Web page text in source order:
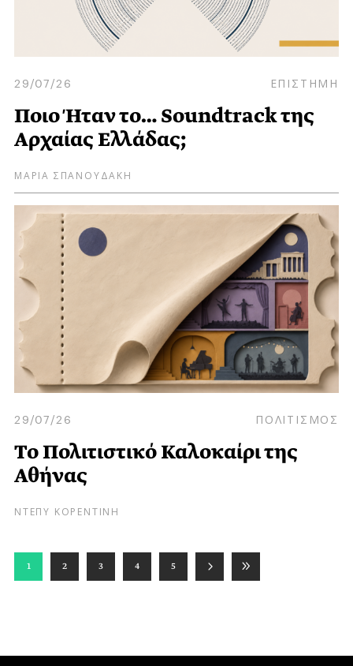
29/07/26 ΕΠΙΣΤΗΜΗ
Ποιο Ήταν το… Soundtrack της
Αρχαίας Ελλάδας;
ΜΑΡΙΑ ΣΠΑΝΟΥΔΑΚΗ
29/07/26 ΠΟΛΙΤΙΣΜΟΣ
Το Πολιτιστικό Καλοκαίρι της
Αθήνας
ΝΤΕΠΥ ΚΟΡΕΝΤΙΝΗ
1 2 3 4 5